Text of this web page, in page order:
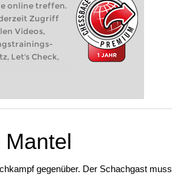
online treffen.
Zugriff
Videos,
Let's Check,
gegenüber. Der Schachgast muss